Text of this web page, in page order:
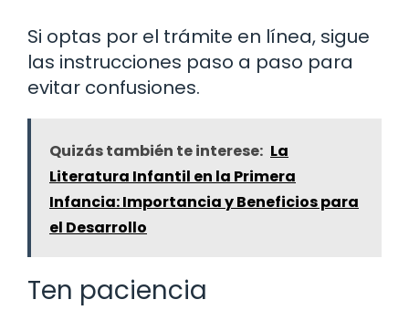
Si optas por el trámite en línea, sigue
las instrucciones paso a paso para
evitar confusiones.
Quizás también te interese: La
Literatura Infantil en la Primera
Infancia: Importancia y Beneficios para
el Desarrollo
Ten paciencia